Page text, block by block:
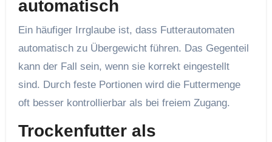
automatisch
Ein häufiger Irrglaube ist, dass Futterautomaten
automatisch zu Übergewicht führen. Das Gegenteil
kann der Fall sein, wenn sie korrekt eingestellt
sind. Durch feste Portionen wird die Futtermenge
oft besser kontrollierbar als bei freiem Zugang.
Trockenfutter als